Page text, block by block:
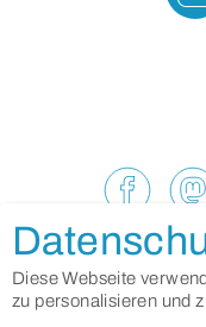
Diese Webseite
zu personalisieren und